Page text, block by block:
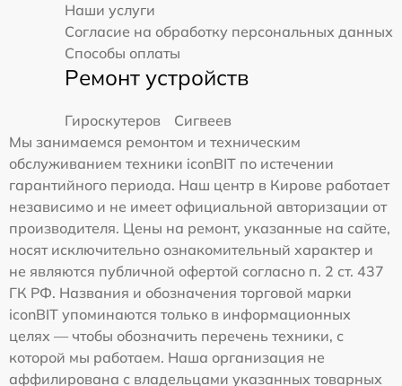
Наши услуги
Согласие на обработку персональных данных
Способы оплаты
Ремонт устройств
Гироскутеров
Сигвеев
Мы занимаемся ремонтом и техническим
обслуживанием техники iconBIT по истечении
гарантийного периода. Наш центр в Кирове работает
независимо и не имеет официальной авторизации от
производителя. Цены на ремонт, указанные на сайте,
носят исключительно ознакомительный характер и
не являются публичной офертой согласно п. 2 ст. 437
ГК РФ. Названия и обозначения торговой марки
iconBIT упоминаются только в информационных
целях — чтобы обозначить перечень техники, с
которой мы работаем. Наша организация не
аффилирована с владельцами указанных товарных